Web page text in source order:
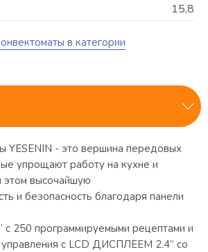
15,8
в категории
YESENIN - это вершина передовых
упрощают работу на кухне и
этом высочайшую
и безопасность благодаря панели
с 250 программируемыми рецептами и
с LCD ДИСПЛЕЕМ 2.4” со